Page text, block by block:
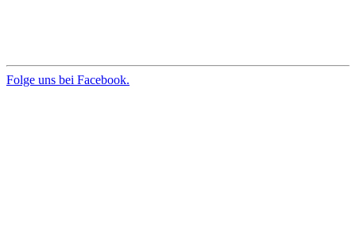
Folge uns bei Facebook.